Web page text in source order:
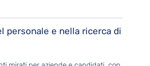
personale e nella ricerca di